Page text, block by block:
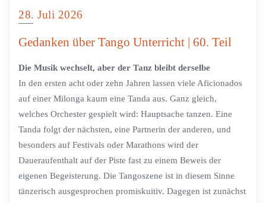
28. Juli 2026
Gedanken über Tango Unterricht | 60. Teil
Die Musik wechselt, aber der Tanz bleibt derselbe
In den ersten acht oder zehn Jahren lassen viele Aficionados
auf einer Milonga kaum eine Tanda aus. Ganz gleich,
welches Orchester gespielt wird: Hauptsache tanzen. Eine
Tanda folgt der nächsten, eine Partnerin der anderen, und
besonders auf Festivals oder Marathons wird der
Daueraufenthalt auf der Piste fast zu einem Beweis der
eigenen Begeisterung. Die Tangoszene ist in diesem Sinne
tänzerisch ausgesprochen promiskuitiv. Dagegen ist zunächst